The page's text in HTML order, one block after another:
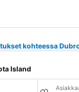
kohteessa
Island